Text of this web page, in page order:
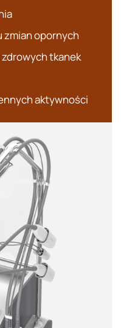
opornych
tkanek
aktywności